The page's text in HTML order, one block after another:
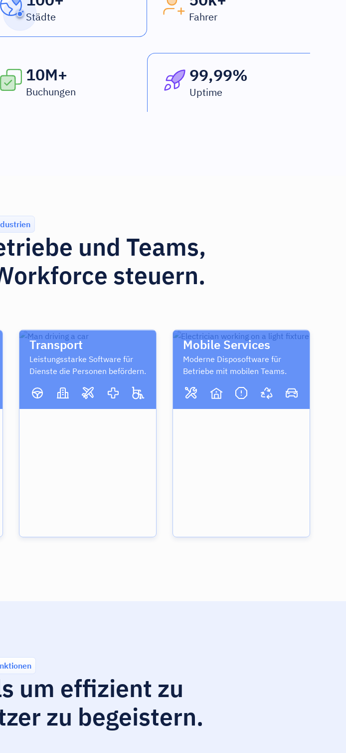
Städte Fahrer
10M+
Buchungen
99,99%
Uptime
und Teams,
steuern.
Transport
Leistungsstarke Software für
Dienste die Personen befördern.
Mobile Services
Moderne Disposoftware für
Betriebe mit mobilen Teams.
um effizient zu
zu begeistern.